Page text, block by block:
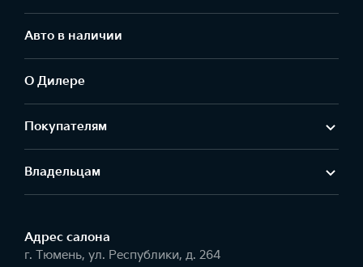
Авто в наличии
О Дилере
Покупателям
Владельцам
Адрес салонa
г. Тюмень, ул. Республики, д. 264